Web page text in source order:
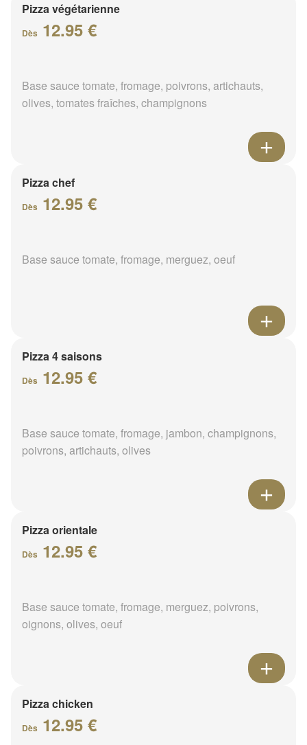
Pizza végétarienne
Dès 12.95 €
Base sauce tomate, fromage, poivrons, artichauts,
olives, tomates fraîches, champignons
Pizza chef
Dès 12.95 €
Base sauce tomate, fromage, merguez, oeuf
Pizza 4 saisons
Dès 12.95 €
Base sauce tomate, fromage, jambon, champignons,
poivrons, artichauts, olives
Pizza orientale
Dès 12.95 €
Base sauce tomate, fromage, merguez, poivrons,
oignons, olives, oeuf
Pizza chicken
Dès 12.95 €